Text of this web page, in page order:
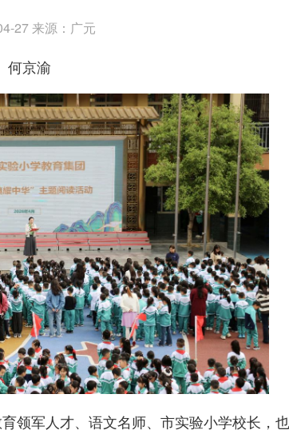
27 来源：广元
何京渝
军人才、语文名师、市实验小学校长，